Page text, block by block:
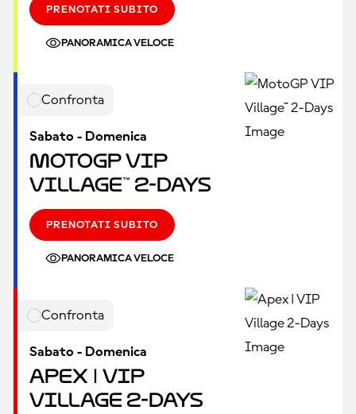
PRENOTATI SUBITO
PANORAMICA VELOCE
Confronta
Sabato - Domenica
MotoGP VIP
Village™ 2-Days
PRENOTATI SUBITO
PANORAMICA VELOCE
Confronta
Sabato - Domenica
Apex | VIP
Village 2-Days